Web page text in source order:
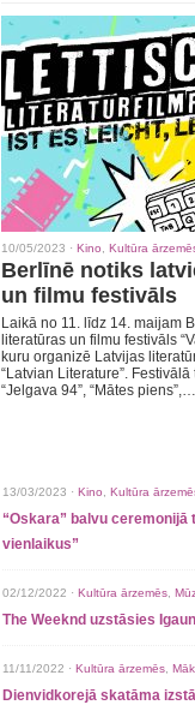
10/05/2023 · Kino Kultūra
Berlīnē notiks
un filmu festivāls
Laikā no 11. līdz 14. maijam
literatūras un filmu festivāls
kuru organizē Latvijas
“Latvian Literature”.
“Jelgava 94”, “Mātes piens”,…
13/03/2023 · Kino Kultūra
“Oskara” balvu
vienlaikus”
02/12/2022 · Kultūra ārzemēs
The Weeknd uzstāsies
11/11/2022 · Kultūra ārzemēs
Dienvidkorejā skatāma